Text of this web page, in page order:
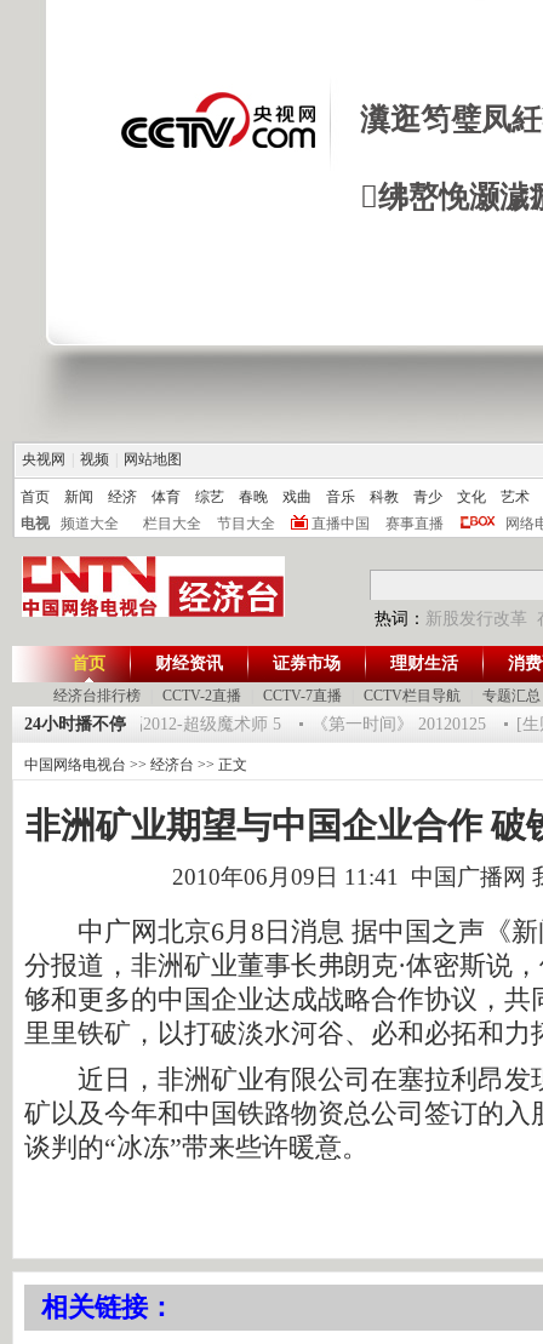
瀵逛笉璧凤
绋嶅悗灏
央视网 视频 网站地图
首页 新闻 经济 体育 综艺 春晚 戏曲 音乐 科教 青少 文化
艺术
电视
频道大全 栏目大全 节目大全 直播中国 赛事直播 网络
热词： 新股发行改革
首页
经济台排行榜 CCTV-2直播 CCTV-7直播 CCTV栏目导航 专题汇总
财经资讯 证券市场 理财生活 消
24小时播不停
20120125 祝福2012-超级魔术师 5 《第一时间》 20120125 [生
中国网络电视台 >> 经济台 >> 正文
非洲矿业期望与中国企业合作 破
2010年06月09日 11:41 中国广播网
中广网北京6月8日消息 据中国之声《新
分报道，非洲矿业董事长弗朗克·体密斯说
够和更多的中国企业达成战略合作协议，共
里里铁矿，以打破淡水河谷、必和必拓和力
近日，非洲矿业有限公司在塞拉利昂发
矿以及今年和中国铁路物资总公司签订的入
谈判的“冰冻”带来些许暖意。
相关链接：